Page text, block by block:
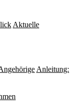
Aktuelle
Anleitung: